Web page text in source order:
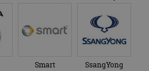
Smart SsangYong